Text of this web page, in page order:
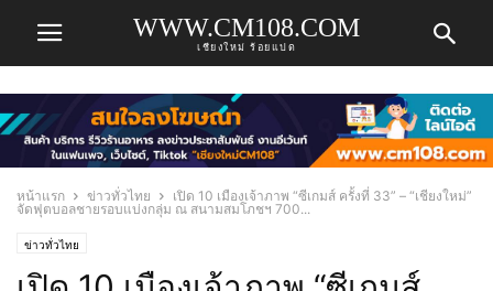
WWW.CM108.COM
เชียงใหม่ ร้อยแปด
หน้าแรก ข่าวทั่วไทย
เปิด 10 เมืองเจ้าภาพ “ซีเกมส์ ครั้งที่ 33” – “เชียงใหม่”
จัดฟุตบอลชายรอบแบ่งกลุ่ม ณ สนามสมโภชฯ 700...
ข่าวทั่วไทย